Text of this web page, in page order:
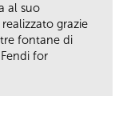
al suo
grazie
fontane di
for